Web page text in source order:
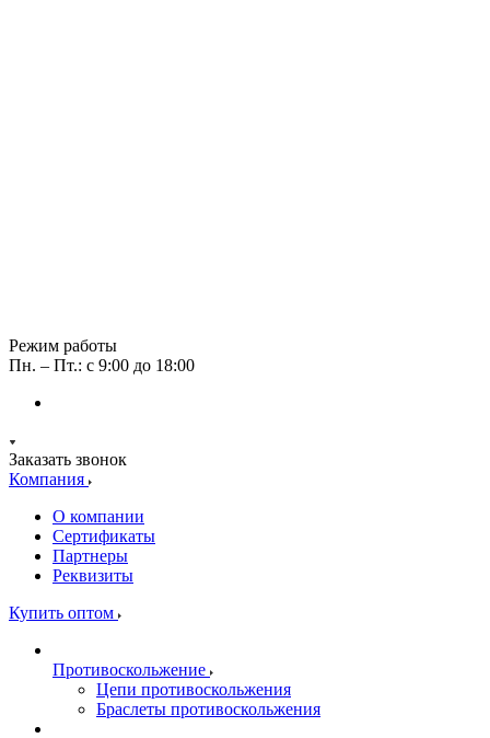
Режим работы
Пн. – Пт.: с 9:00 до 18:00
Заказать звонок
Компания
О компании
Сертификаты
Партнеры
Реквизиты
Купить оптом
Противоскольжение
Цепи противоскольжения
Браслеты противоскольжения